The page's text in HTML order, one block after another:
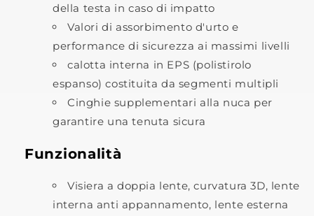
della testa in caso di impatto
Valori di assorbimento d'urto e
performance di sicurezza ai massimi livelli
calotta interna in EPS (polistirolo
espanso) costituita da segmenti multipli
Cinghie supplementari alla nuca per
garantire una tenuta sicura
Funzionalità
Visiera a doppia lente, curvatura 3D, lente
interna anti appannamento, lente esterna